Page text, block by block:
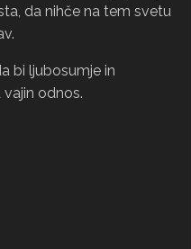
da nihče na tem svetu
bi ljubosumje in
odnos.